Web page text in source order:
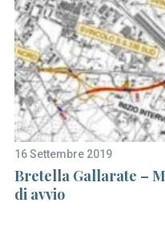
16 Settembre 2019
Bretella Gallarate –
di avvio
S
e
a
r